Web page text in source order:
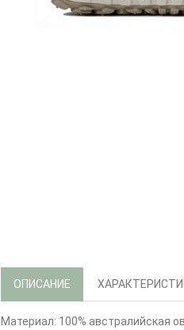
ОПИСАНИЕ
Материал: 100% австралийская